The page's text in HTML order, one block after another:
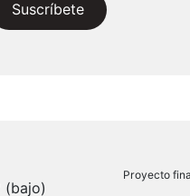
Suscríbete
(bajo)
Proyecto